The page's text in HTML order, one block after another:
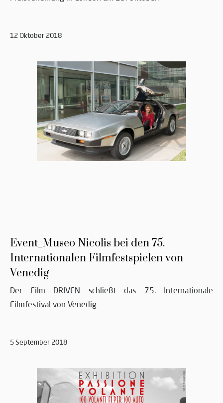
12 Oktober 2018
Event_Museo Nicolis bei den 75.
Internationalen Filmfestspielen von
Venedig
Der Film DRIVEN schließt das 75. Internationale
Filmfestival von Venedig
5 September 2018